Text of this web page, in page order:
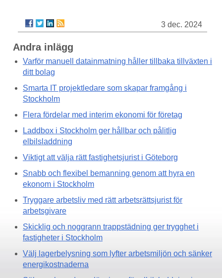
3 dec. 2024
Andra inlägg
Varför manuell datainmatning håller tillbaka tillväxten i
ditt bolag
Smarta IT projektledare som skapar framgång i
Stockholm
Flera fördelar med interim ekonomi för företag
Laddbox i Stockholm ger hållbar och pålitlig
elbilsladdning
Viktigt att välja rätt fastighetsjurist i Göteborg
Snabb och flexibel bemanning genom att hyra en
ekonom i Stockholm
Tryggare arbetsliv med rätt arbetsrättsjurist för
arbetsgivare
Skicklig och noggrann trappstädning ger trygghet i
fastigheter i Stockholm
Välj lagerbelysning som lyfter arbetsmiljön och sänker
energikostnaderna